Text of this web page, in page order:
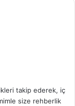
takip ederek, iç
size rehberlik